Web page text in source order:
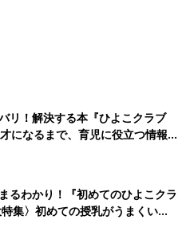
ってきたあとなんですけどね。
事で体が資本だから、「一緒に
す。
訳じゃなく(笑)、ごはんのした
とは夫のほうが私より食べるの
の離乳食を食べさせるのを担当
ることは家にいるときやってく
リ！解決する本『ひよこクラブ
になるまで、育児に役立つ情報が
るわかり！『初めてのひよこクラ
集〉初めての授乳がうまくい
クの基本と夏のトラブル 解決テ